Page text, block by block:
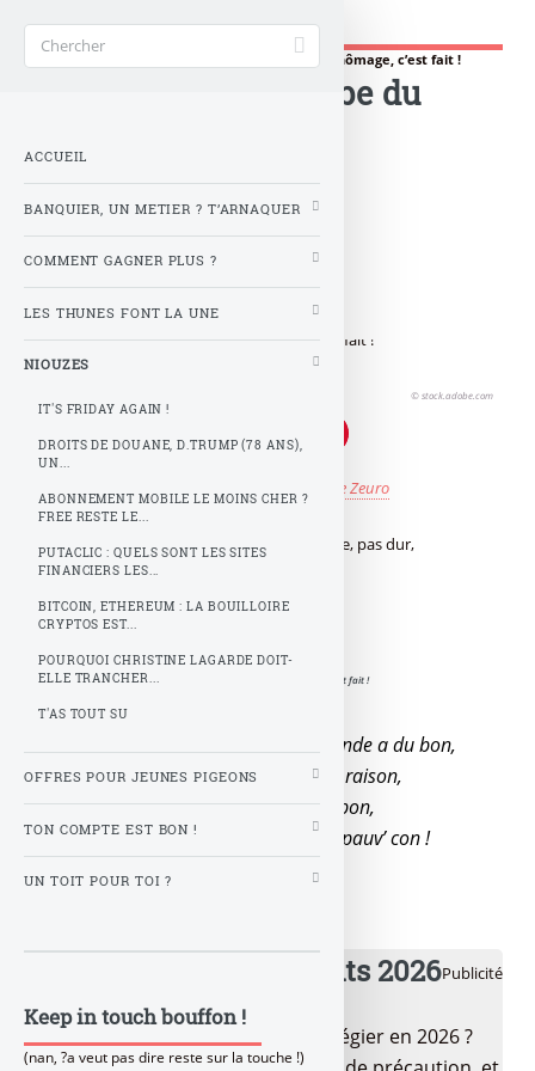
Gère ta tune !
Inversion de la courbe du chômage, c’est fait !
Inversion de la courbe du
Hollande l’avait promis,
La courbe du chômage inversée,
Naïf que tu es tu as voté,
J’espère que maintenant tu as compris.
© stock.adobe.com
Z comme Zeuro
Point suivant, ce sera la réduction de la dette, pas dur,
supprimons les retraites !
Inversion de la courbe du chômage, c’est fait !
Inverser la courbe du chômage, Hollande a du bon,
Suffisait d’y penser, le chef a toujours raison,
C’est bien lui qui décide de ce qui est bon,
Faut pas se demander la faute à qui, pauv’ con !
Publicité
💰 Meilleurs placements 2026
Quels sont les placements à privilégier en 2026 ?
ACCUEIL
BANQUIER, UN METIER ? T’ARNAQUER
COMMENT GAGNER PLUS ?
LES THUNES FONT LA UNE
NIOUZES
IT'S FRIDAY AGAIN !
DROITS DE DOUANE, D.TRUMP (78 ANS),
UN...
ABONNEMENT MOBILE LE MOINS CHER ?
FREE RESTE LE...
PUTACLIC : QUELS SONT LES SITES
FINANCIERS LES...
BITCOIN, ETHEREUM : LA BOUILLOIRE
CRYPTOS EST...
POURQUOI CHRISTINE LAGARDE DOIT-
ELLE TRANCHER...
T'AS TOUT SU
OFFRES POUR JEUNES PIGEONS
TON COMPTE EST BON !
UN TOIT POUR TOI ?
Keep in touch bouffon !
(nan, ?a veut pas dire reste sur la touche !)